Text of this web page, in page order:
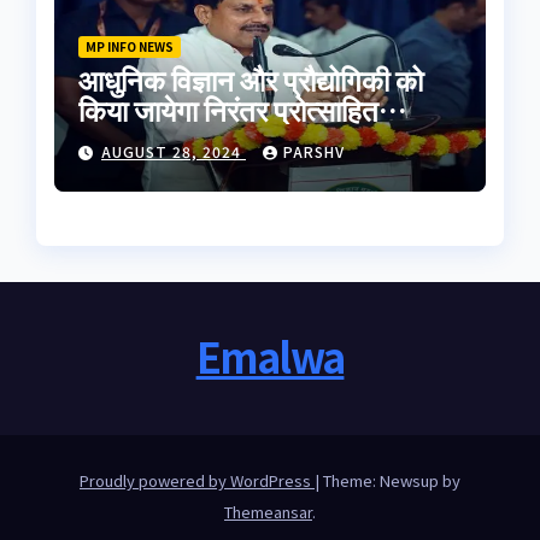
MP INFO NEWS
आधुनिक विज्ञान और प्रौद्योगिकी को
किया जायेगा निरंतर प्रोत्साहित
-मुख्यमंत्री डॉ. यादव
AUGUST 28, 2024 PARSHV
Emalwa
Proudly powered by WordPress | Theme: Newsup by
Themeansar.